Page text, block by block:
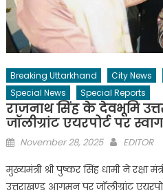
Breaking Uttarkhand City News
Special News
Special Reports
राजनाथ सिंह के देवभूमि
जॉलीग्रांट एयरपोर्ट पर
Posted
November 28, 2025 Author
EDITOR
मुख्यमंत्री श्री पुष्कर सिंह धामी ने रक्षा
उत्तराखण्ड आगमन पर जॉलीग्रांट